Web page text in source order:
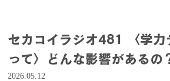
セカコイラジオ481 〈学力
って〉どんな影響があるの
2026.05.12